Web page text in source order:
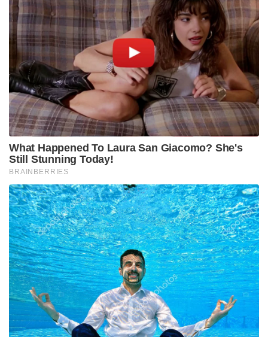
What Happened To Laura San Giacomo? She's
Still Stunning Today!
BRAINBERRIES